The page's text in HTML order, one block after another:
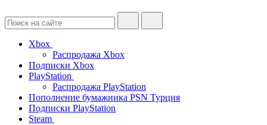
Xbox
Распродажа Xbox
Подписки Xbox
PlayStation
Распродажа PlayStation
Пополнение бумажника PSN Турция
Подписки PlayStation
Steam